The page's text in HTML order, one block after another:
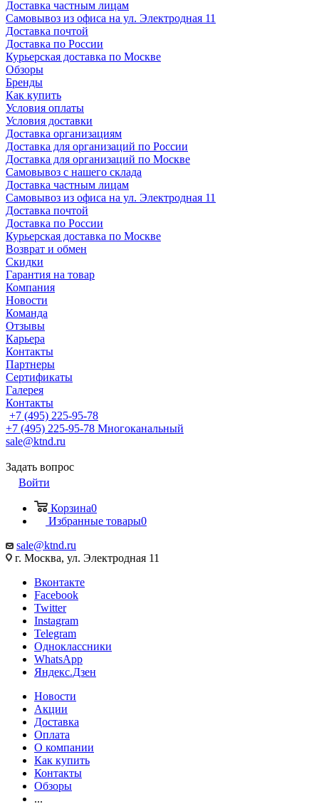
Доставка частным лицам
Самовывоз из офиса на ул. Электродная 11
Доставка почтой
Доставка по России
Курьерская доставка по Москве
Обзоры
Бренды
Как купить
Условия оплаты
Условия доставки
Доставка организациям
Доставка для организаций по России
Доставка для организаций по Москве
Самовывоз с нашего склада
Доставка частным лицам
Самовывоз из офиса на ул. Электродная 11
Доставка почтой
Доставка по России
Курьерская доставка по Москве
Возврат и обмен
Скидки
Гарантия на товар
Компания
Новости
Команда
Отзывы
Карьера
Контакты
Партнеры
Сертификаты
Галерея
Контакты
+7 (495) 225-95-78
+7 (495) 225-95-78 Многоканальный
sale@ktnd.ru
Задать вопрос
Войти
Корзина0
Избранные товары0
sale@ktnd.ru
г. Москва, ул. Электродная 11
Вконтакте
Facebook
Twitter
Instagram
Telegram
Одноклассники
WhatsApp
Яндекс.Дзен
Новости
Акции
Доставка
Оплата
О компании
Как купить
Контакты
Обзоры
...